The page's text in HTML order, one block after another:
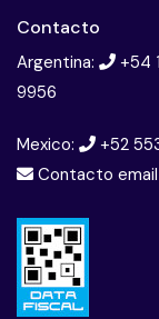
Contacto
Argentina:
+54
9956
Mexico:
+52
Contacto email